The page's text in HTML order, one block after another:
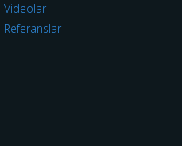
Videolar
Referanslar